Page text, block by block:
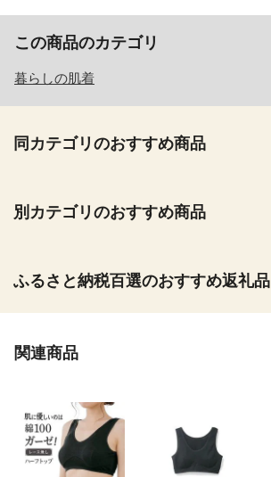
この商品のカテゴリ
暮らしの肌着
同カテゴリのおすすめ商品
別カテゴリのおすすめ商品
ふるさと納税百選のおすすめ返礼品
関連商品